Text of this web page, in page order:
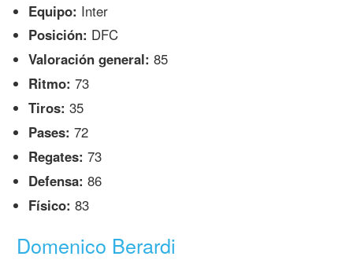
Equipo: Inter
Posición: DFC
Valoración general: 85
Ritmo: 73
Tiros: 35
Pases: 72
Regates: 73
Defensa: 86
Físico: 83
Domenico Berardi